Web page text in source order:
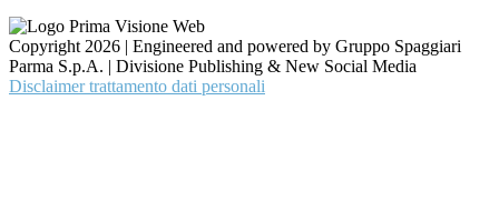
Copyright 2026 | Engineered and powered by Gruppo Spaggiari
Parma S.p.A. | Divisione Publishing & New Social Media
Disclaimer trattamento dati personali